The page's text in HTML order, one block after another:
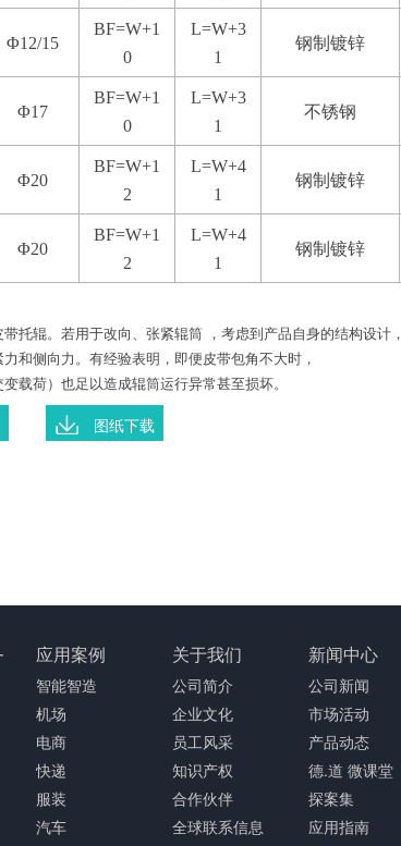
Φ12/15
BF=W+1
0
L=W+3
1
钢制镀锌
Φ17
BF=W+1
0
L=W+3
1
不锈钢
Φ20
BF=W+1
2
L=W+4
1
钢制镀锌
Φ20
BF=W+1
2
L=W+4
1
钢制镀锌
托辊。若用于改向、张紧辊筒 ，考虑到产品自身的结构设计，
和侧向力。有经验表明，即便皮带包角不大时，
载荷）也足以造成辊筒运行异常甚至损坏。
图纸下载
应用案例
智能智造
机场
电商
快递
服装
汽车
关于我们
公司简介
企业文化
员工风采
知识产权
合作伙伴
全球联系信息
新闻中心
公司新闻
市场活动
产品动态
德.道 微课堂
探案集
应用指南